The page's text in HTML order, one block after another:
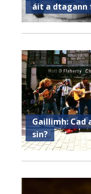
áit a dtagann
Gaillimh: Cad
sin?